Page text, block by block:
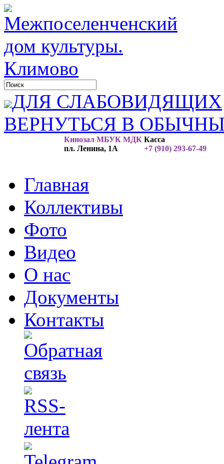
ДЛЯ СЛАБОВИДЯЩИХ
ВЕРНУТЬСЯ В
Кинозал МБУК МДК
пл. Ленина, 1А
Касса
+7 (910) 293-67-49
Главная
Коллективы
Фото
Видео
О нас
Документы
Контакты